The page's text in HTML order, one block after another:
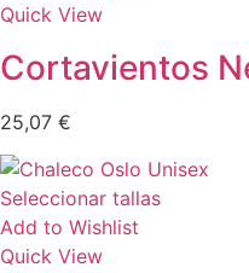
Quick View
Cortavientos
25,07 €
Seleccionar tallas
Add to Wishlist
Quick View